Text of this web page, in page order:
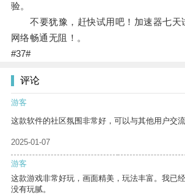
验。
不要犹豫，赶快试用吧！加速器七天
网络畅通无阻！。
#37#
评论
游客
这款软件的社区氛围非常好，可以与其他用户交流
2025-01-07
游客
这款游戏非常好玩，画面精美，玩法丰富。我已
没有玩腻。